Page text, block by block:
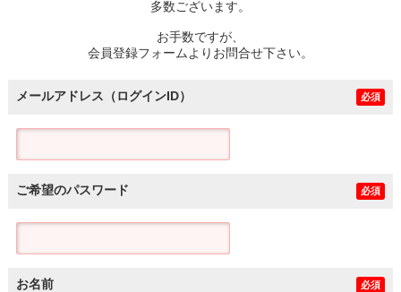
多数ございます。
お手数ですが、
会員登録フォームよりお問合せ下さい。
メールアドレス（ログインID） 必須
ご希望のパスワード 必須
お名前 必須